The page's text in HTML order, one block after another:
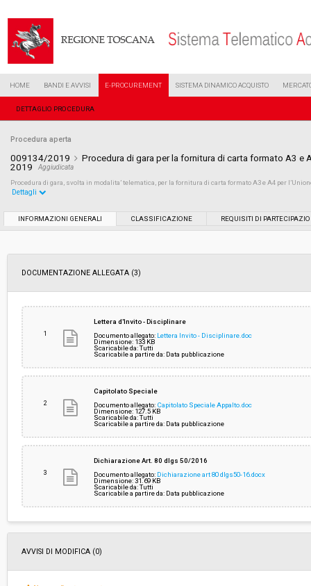
HOME BANDI E AVVISI E-PROCUREMENT SISTEMA DINAMICO ACQUISTO
DETTAGLIO PROCEDURA
Procedura aperta
009134/2019
Procedura di gara per la fornitura di carta formato A3 e
2019
Aggiudicata
Procedura di gara, svolta in modalita’ telematica, per la fornitura di carta formato A3 e A4 per
Data pubblicazione:
Svolgimento:
Responsabile attuale:
UNIONE COMUNI MONTANI DEL CASENTINO -
Generali
Dettagli
INFORMAZIONI GENERALI CLASSIFICAZIONE REQUISITI DI
DOCUMENTAZIONE ALLEGATA (3)
1
Lettera d'Invito - Disciplinare
Documento allegato: Lettera Invito - Disciplinare.doc
Dimensione: 133 KB
Scaricabile da: Tutti
Scaricabile a partire da: Data pubblicazione
2
Capitolato Speciale
Documento allegato: Capitolato Speciale Appalto.doc
Dimensione: 127.5 KB
Scaricabile da: Tutti
Scaricabile a partire da: Data pubblicazione
3
Dichiarazione Art. 80 dlgs 50/2016
Documento allegato: Dichiarazione art 80 dlgs50-16.docx
Dimensione: 31.69 KB
Scaricabile da: Tutti
Scaricabile a partire da: Data pubblicazione
AVVISI DI MODIFICA (0)